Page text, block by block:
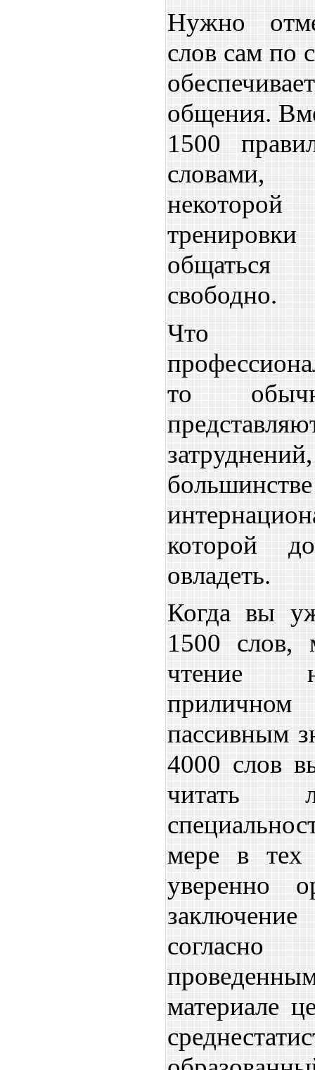
Нужно
слов сам по
общения.
1500
некоторой
свободно.
Что
то
которой
овладеть.
Когда вы
1500 слов,
чтение
пассивным
4000 слов
читать
мере в тех
уверенно
материале